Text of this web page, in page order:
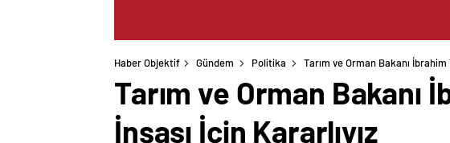
Haber Objektif Gündem Politika Tarım ve Orman Bakanı İbrahim
Tarım ve Orman Bakanı
İnşası İçin Kararlıyız